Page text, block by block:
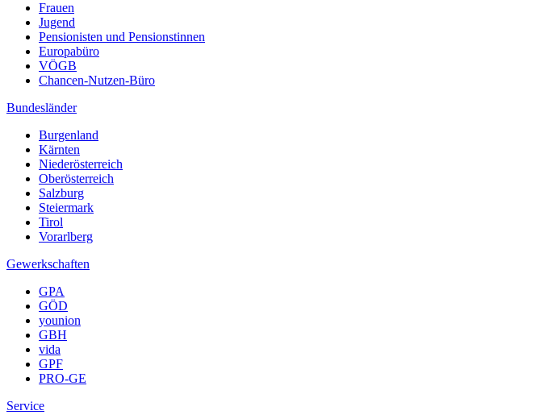
Frauen
Jugend
Pensionisten und Pensionstinnen
Europabüro
VÖGB
Chancen-Nutzen-Büro
Bundesländer
Burgenland
Kärnten
Niederösterreich
Oberösterreich
Salzburg
Steiermark
Tirol
Vorarlberg
Gewerkschaften
GPA
GÖD
younion
GBH
vida
GPF
PRO-GE
Service